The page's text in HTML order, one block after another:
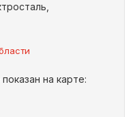
на карте: